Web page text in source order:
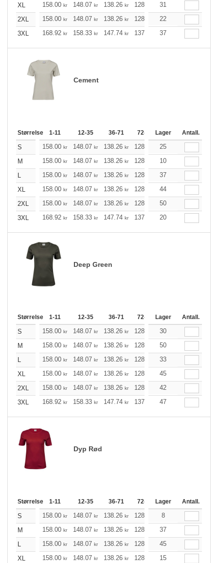
XL 158.00 kr 148.07 kr 138.26 kr 128.34 118.41
31
2XL
158.00 kr 148.07 kr 138.26 kr 128.34 118.41
22
3XL
168.92 kr 158.33 kr 147.74 kr 137.26 126.66
37
Cement
Størrelse 1-11 12-35 36-71 72-143 144-287
Lager Antall.
S 158.00 kr 148.07 kr 138.26 kr 128.34 118.41
25
M
158.00 kr 148.07 kr 138.26 kr 128.34 118.41
10
L
158.00 kr 148.07 kr 138.26 kr 128.34 118.41
37
XL
158.00 kr 148.07 kr 138.26 kr 128.34 118.41
44
2XL
158.00 kr 148.07 kr 138.26 kr 128.34 118.41
50
3XL
168.92 kr 158.33 kr 147.74 kr 137.26 126.66
20
Deep Green
Størrelse 1-11 12-35 36-71 72-143 144-287
Lager Antall.
S 158.00 kr 148.07 kr 138.26 kr 128.34 118.41
30
M
158.00 kr 148.07 kr 138.26 kr 128.34 118.41
50
L
158.00 kr 148.07 kr 138.26 kr 128.34 118.41
33
XL
158.00 kr 148.07 kr 138.26 kr 128.34 118.41
45
2XL
158.00 kr 148.07 kr 138.26 kr 128.34 118.41
42
3XL
168.92 kr 158.33 kr 147.74 kr 137.26 126.66
47
Dyp Rød
Størrelse 1-11 12-35 36-71 72-143 144-287
Lager Antall.
S 158.00 kr 148.07 kr 138.26 kr 128.34
8
M
158.00 kr 148.07 kr 138.26 kr 128.34 118.41
37
L
158.00 kr 148.07 kr 138.26 kr 128.34 118.41
45
XL
158.00 kr 148.07 kr 138.26 kr 128.34 118.41
15